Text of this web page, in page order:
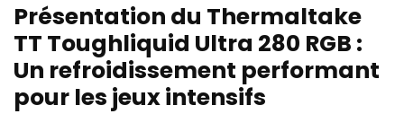
Présentation du Thermaltake
TT Toughliquid Ultra 280 RGB :
Un refroidissement performant
pour les jeux intensifs